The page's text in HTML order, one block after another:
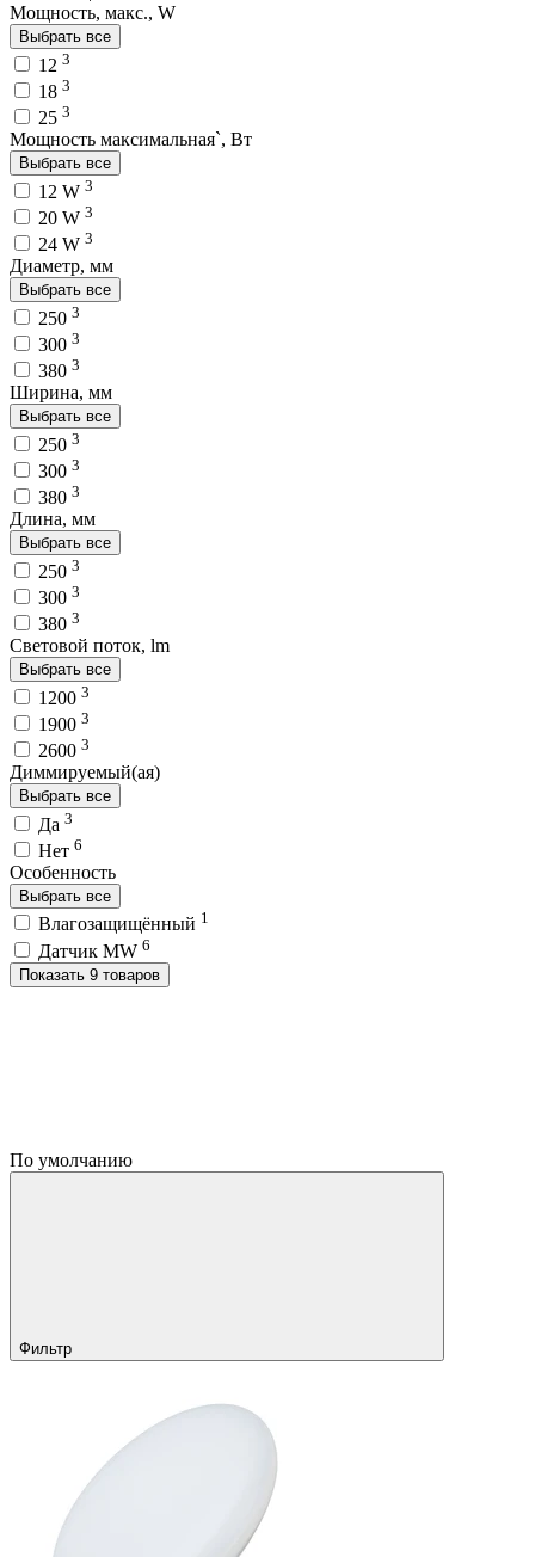
Мощность, макс., W
Выбрать все
12 3
18 3
25 3
Мощность максимальная`, Вт
Выбрать все
12 W 3
20 W 3
24 W 3
Диаметр, мм
Выбрать все
250 3
300 3
380 3
Ширина, мм
Выбрать все
250 3
300 3
380 3
Длина, мм
Выбрать все
250 3
300 3
380 3
Световой поток, lm
Выбрать все
1200 3
1900 3
2600 3
Диммируемый(ая)
Выбрать все
Да 3
Нет 6
Особенность
Выбрать все
Влагозащищённый 1
Датчик MW 6
Показать 9 товаров
По умолчанию
Фильтр